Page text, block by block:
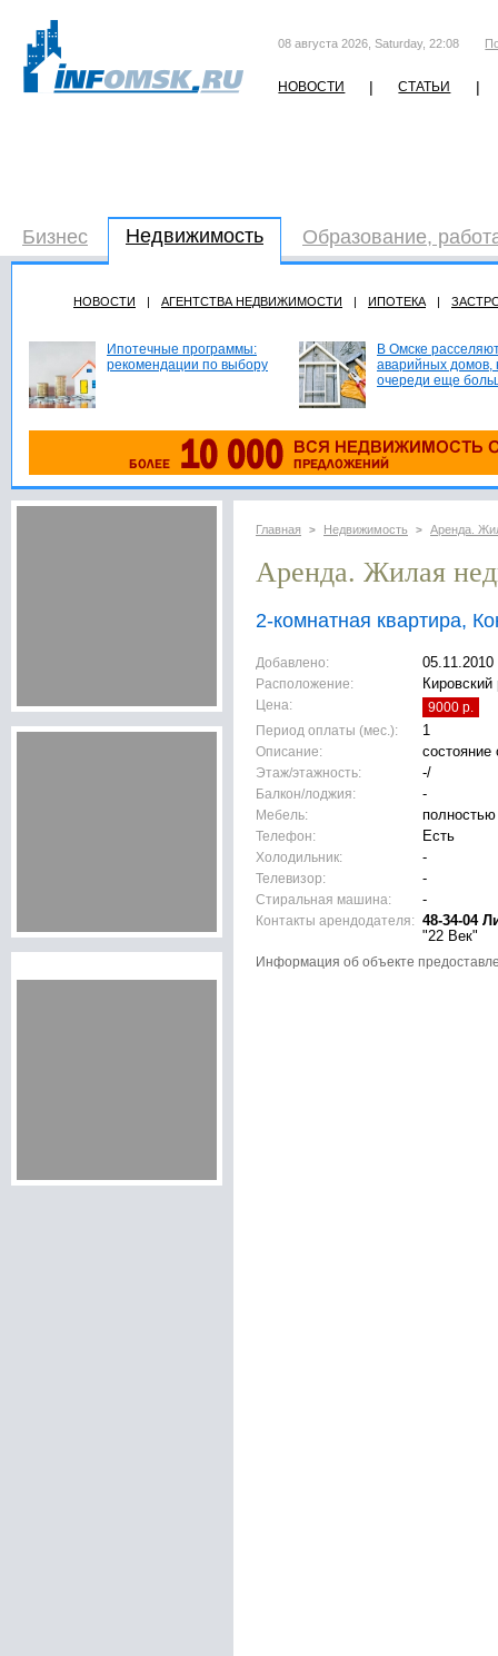
08 августа 2026, Saturday, 22:08
НОВОСТИ | СТАТЬИ |
Бизнес Недвижимость Образование,
НОВОСТИ | АГЕНТСТВА НЕДВИЖИМОСТИ | ИПОТЕКА |
Ипотечные программы:
рекомендации по выбору
В Омске
аварийных домов,
очереди еще
Главная > Недвижимость > Аренда.
Аренда. Жилая
2-комнатная квартира,
Добавлено:
05.11.2010
Расположение:
Цена:
9000 р.
Период оплаты (мес.):
1
Описание:
состояние
Этаж/этажность:
-/
Балкон/лоджия:
-
Мебель:
полностью
Телефон:
Есть
Холодильник:
-
Телевизор:
-
Стиральная машина:
-
Контакты арендодателя: 48-34-04
"22 Век"
Информация об объекте